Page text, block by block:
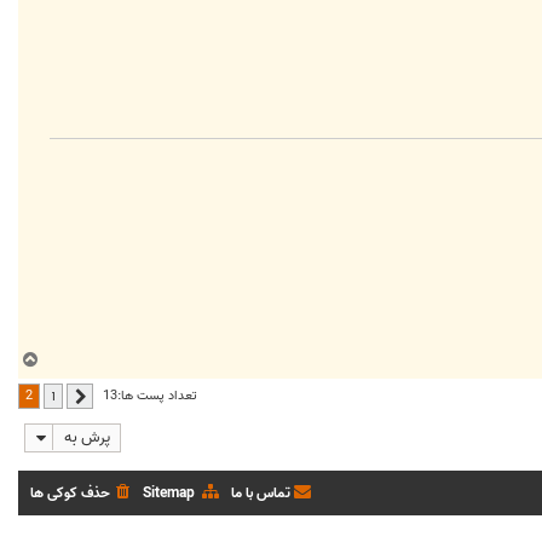
ا
ل
تعداد پست ها:13 قبلی 1
2
پرش به
حذف کوکی ها Sitemap تماس با ما